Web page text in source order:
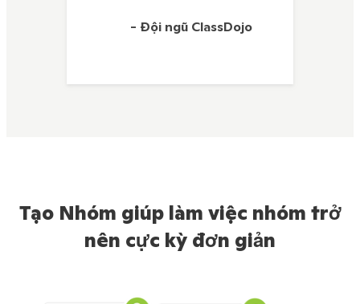
- Đội ngũ ClassDojo
Tạo Nhóm giúp làm việc nhóm trở
nên cực kỳ đơn giản